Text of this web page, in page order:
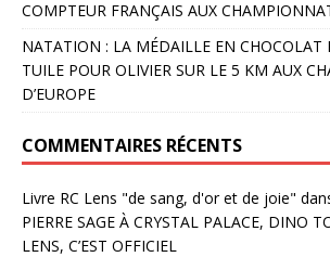
COMPTEUR FRANÇAIS AUX
NATATION : LA MÉDAILLE EN CHOCOLAT
TUILE POUR OLIVIER SUR LE 5 KM AUX
D’EUROPE
COMMENTAIRES RÉCENTS
Livre RC Lens "de sang, d'or et de joie"
PIERRE SAGE À CRYSTAL PALACE, DINO
LENS, C’EST OFFICIEL